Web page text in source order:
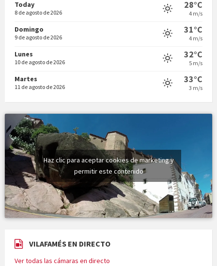
Today
8 de agosto de 2026
28°C
4 m/s
Domingo
9 de agosto de 2026
31°C
4 m/s
Lunes
10 de agosto de 2026
32°C
5 m/s
Martes
11 de agosto de 2026
33°C
3 m/s
Haz clic para aceptar cookies de marketing y
permitir este contenido
VILAFAMÉS EN DIRECTO
Ver todas las cámaras en directo